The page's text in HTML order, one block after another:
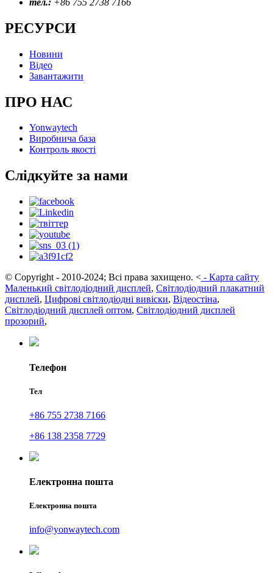
РЕСУРСИ
Новини
Відео
Завантажити
ПРО НАС
Yonwaytech
Виробнича база
Контроль якості
Слідкуйте за нами
© Copyright - 2010-2024; Всі права захищено. < - Карта сайту
Маленький світлодіодний дисплей, Світлодіодний плакатний
дисплей, Цифрові світлодіодні вивіски, Відеостіна,
Світлодіодний дисплей оптом, Світлодіодний дисплей
прозорий,
Телефон
Тел
+86 755 2738 7166
+86 138 2358 7729
Електронна пошта
Електронна пошта
info@yonwaytech.com